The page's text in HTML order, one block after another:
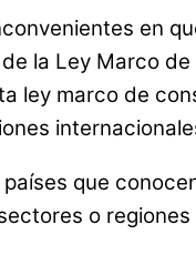
en
la Ley Marco
marco de
que
o regiones